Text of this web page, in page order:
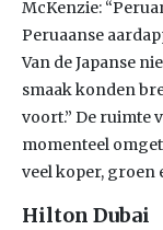
McKenzie:
Peruaanse
Van de Japanse
smaak konden
voort.” De ruimte
momenteel
veel koper, groen
Hilton Dubai